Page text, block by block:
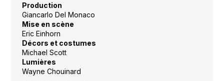
Production
Giancarlo Del Monaco
Mise en scène
Eric Einhorn
Décors et costumes
Michael Scott
Lumières
Wayne Chouinard